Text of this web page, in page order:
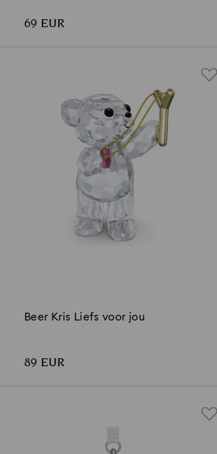
69 EUR
Beer Kris Liefs voor jou
89 EUR